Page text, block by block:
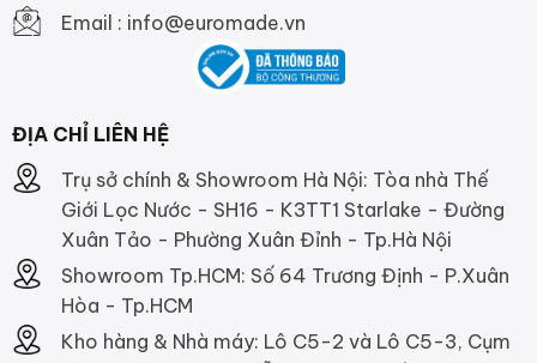
Email : info@euromade.vn
ĐỊA CHỈ LIÊN HỆ
Trụ sở chính & Showroom Hà Nội: Tòa nhà Thế
Giới Lọc Nước - SH16 - K3TT1 Starlake - Đường
Xuân Tảo - Phường Xuân Đỉnh - Tp.Hà Nội
Showroom Tp.HCM: Số 64 Trương Định - P.Xuân
Hòa - Tp.HCM
Kho hàng & Nhà máy: Lô C5-2 và Lô C5-3, Cụm